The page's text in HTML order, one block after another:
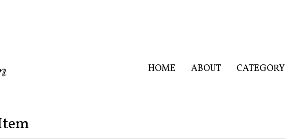
HOME ABOUT CATEGORY